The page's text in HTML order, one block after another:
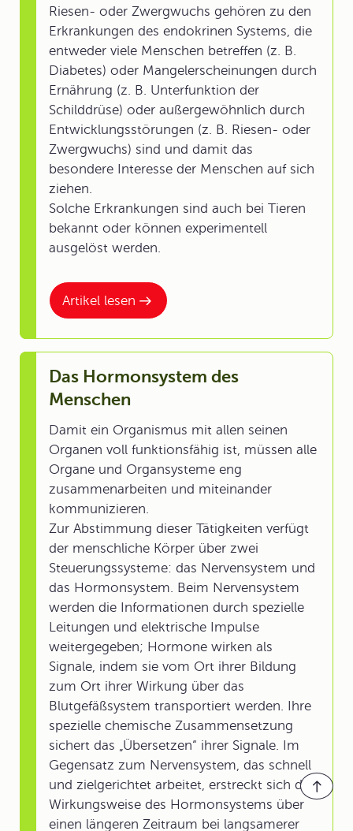
Artikel lesen
Riesen- oder Zwergwuchs gehören zu den
Erkrankungen des endokrinen Systems, die
entweder viele Menschen betreffen (z. B.
Diabetes) oder Mangelerscheinungen durch
Ernährung (z. B. Unterfunktion der
Schilddrüse) oder außergewöhnlich durch
Entwicklungsstörungen (z. B. Riesen- oder
Zwergwuchs) sind und damit das
besondere Interesse der Menschen auf sich
ziehen.
Solche Erkrankungen sind auch bei Tieren
bekannt oder können experimentell
ausgelöst werden.
Das Hormonsystem des
Menschen
Damit ein Organismus mit allen seinen
Organen voll funktionsfähig ist, müssen alle
Organe und Organsysteme eng
zusammenarbeiten und miteinander
kommunizieren.
Zur Abstimmung dieser Tätigkeiten verfügt
der menschliche Körper über zwei
Steuerungssysteme: das Nervensystem und
das Hormonsystem. Beim Nervensystem
werden die Informationen durch spezielle
Leitungen und elektrische Impulse
weitergegeben; Hormone wirken als
Signale, indem sie vom Ort ihrer Bildung
zum Ort ihrer Wirkung über das
Blutgefäßsystem transportiert werden. Ihre
spezielle chemische Zusammensetzung
sichert das „Übersetzen“ ihrer Signale. Im
Gegensatz zum Nervensystem, das schnell
und zielgerichtet arbeitet, erstreckt sich die
Wirkungsweise des Hormonsystems über
einen längeren Zeitraum bei langsamerer